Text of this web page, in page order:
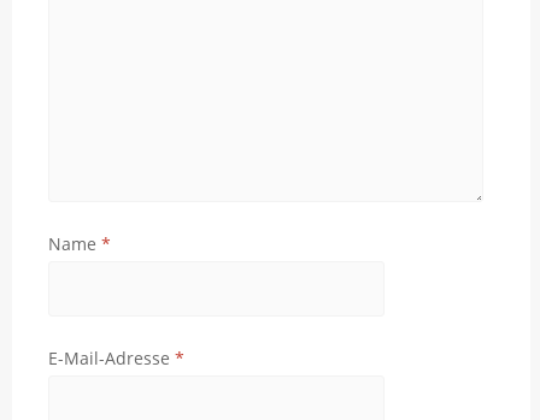
Name *
E-Mail-Adresse *